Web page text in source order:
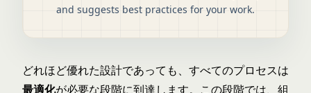
and suggests best practices for your work.
どれほど優れた設計であっても、すべてのプロセスは
最適化が必要な段階に到達します。この段階では、組